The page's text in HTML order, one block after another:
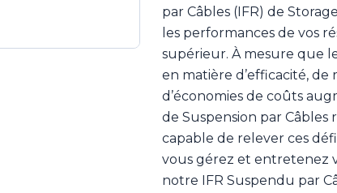
par Câbles (IFR) de
les performances de vos
supérieur. À mesure que
en matière d’efficacité, de
d’économies de coûts
de Suspension par
capable de relever ces
vous gérez et entretenez
notre IFR Suspendu par